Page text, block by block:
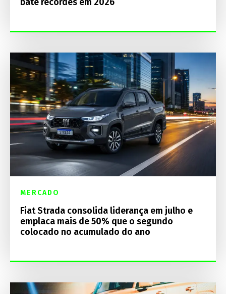
MERCADO
Fiat Strada consolida liderança em julho e
emplaca mais de 50% que o segundo
colocado no acumulado do ano